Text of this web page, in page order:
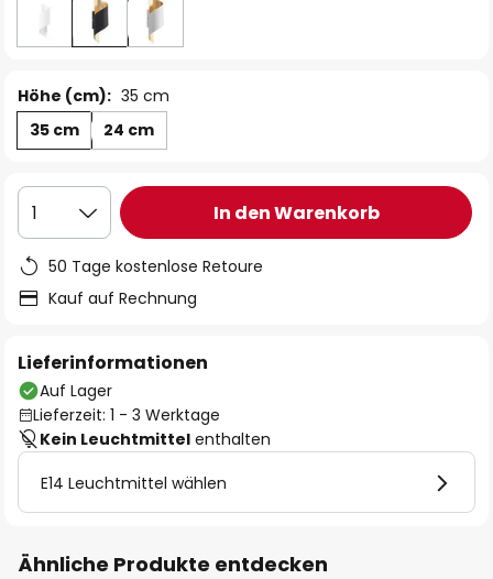
Höhe (cm): 35 cm
35 cm
24 cm
1 In den Warenkorb
50 Tage kostenlose Retoure
Kauf auf Rechnung
Lieferinformationen
Auf Lager
Lieferzeit: 1 - 3 Werktage
Kein Leuchtmittel enthalten
E14 Leuchtmittel wählen
Ähnliche Produkte entdecken